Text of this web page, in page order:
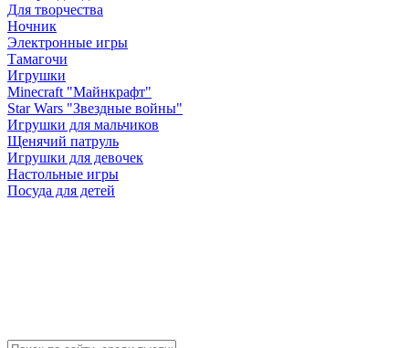
Для творчества
Ночник
Электронные игры
Тамагочи
Игрушки
Minecraft "Майнкрафт"
Star Wars "Звездные войны"
Игрушки для мальчиков
Щенячий патруль
Игрушки для девочек
Настольные игры
Посуда для детей